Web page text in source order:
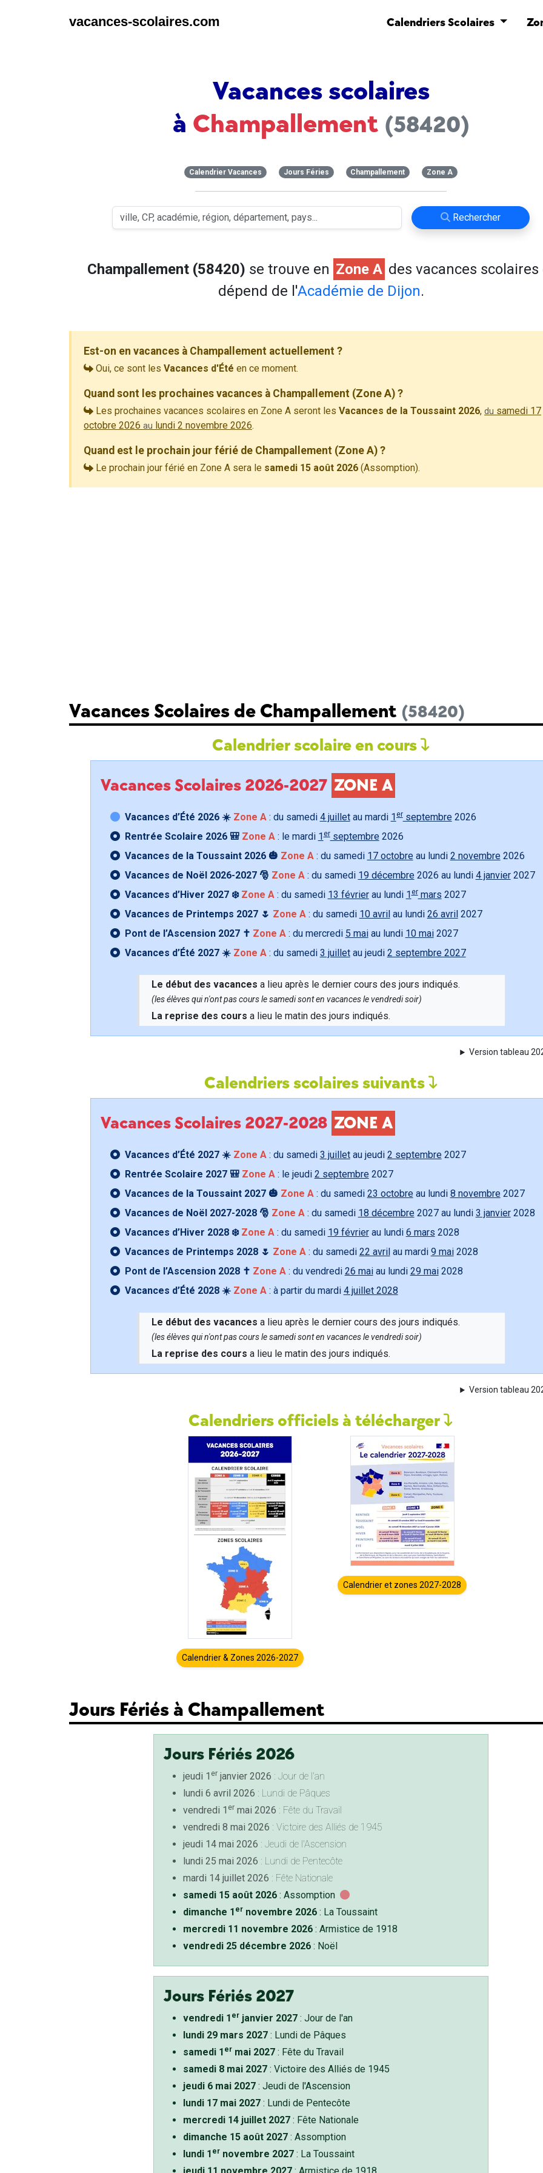
vacances-scolaires.com Calendriers Scolaires
Vacances scolaires
à Champallement (58420)
Calendrier Vacances Jours Féries Champallement Zone A
Rechercher
Champallement (58420) se trouve en Zone A des vacances scolaires
dépend de l'Académie de Dijon.
Est-on en vacances à Champallement actuellement ?
Oui, ce sont les Vacances d'Été en ce moment.
Quand sont les prochaines vacances à Champallement (Zone A) ?
Les prochaines vacances scolaires en Zone A seront les Vacances de la Toussaint 2026, du samedi 17
octobre 2026 au lundi 2 novembre 2026.
Quand est le prochain jour férié de Champallement (Zone A) ?
Le prochain jour férié en Zone A sera le samedi 15 août 2026 (Assomption).
Vacances Scolaires de Champallement (58420)
Calendrier scolaire en cours
Vacances Scolaires 2026-2027 ZONE A
Vacances d’Été 2026 ☀️ Zone A: du samedi 4 juilletau mardi 1 erseptembre 2026
Rentrée Scolaire 2026 🎒 Zone A: le mardi 1erseptembre 2026
Vacances de la Toussaint 2026 🎃 Zone A: du samedi 17 octobre au lundi 2 novembre 2026
Vacances de Noël 2026-2027 🎅 Zone A: du samedi 19 décembre 2026 au lundi 4 janvier2027
Vacances d’Hiver 2027 ❄️ Zone A: du samedi 13 févrierau lundi 1ermars 2027
Vacances de Printemps 2027 🌷 Zone A: du samedi 10 avril au lundi 26 avril 2027
Pont de l’Ascension 2027 ✝️ Zone A: du mercredi 5 maiau lundi 10 mai2027
Vacances d’Été 2027 ☀️ Zone A: du samedi 3 juilletau jeudi 2 septembre 2027
Le début des vacances a lieu après le dernier cours des jours indiqués.
(les élèves qui n'ont pas cours le samedi sont en vacances le vendredi soir)
La reprise des cours a lieu le matin des jours indiqués.
Version tableau
Calendriers scolaires suivants
Vacances Scolaires 2027-2028 ZONE A
Vacances d’Été 2027 ☀️ Zone A: du samedi 3 juilletau jeudi 2 septembre 2027
Rentrée Scolaire 2027 🎒 Zone A: le jeudi 2 septembre 2027
Vacances de la Toussaint 2027 🎃 Zone A: du samedi 23 octobre au lundi 8 novembre 2027
Vacances de Noël 2027-2028 🎅 Zone A: du samedi 18 décembre 2027 au lundi 3 janvier2028
Vacances d’Hiver 2028 ❄️ Zone A: du samedi 19 févrierau lundi 6 mars 2028
Vacances de Printemps 2028 🌷 Zone A: du samedi 22 avril au mardi 9 mai2028
Pont de l’Ascension 2028 ✝️ Zone A: du vendredi 26 maiau lundi 29 mai2028
Vacances d’Été 2028 ☀️ Zone A: à partir du mardi 4 juillet 2028
Le début des vacances a lieu après le dernier cours des jours indiqués.
(les élèves qui n'ont pas cours le samedi sont en vacances le vendredi soir)
La reprise des cours a lieu le matin des jours indiqués.
Version tableau
Calendriers officiels à télécharger
Calendrier & Zones 2026-2027
Calendrier et zones 2027-2028
Jours Fériés à Champallement
Jours Fériés 2026
jeudi 1 erjanvier 2026 : Jour de l'an
lundi 6 avril 2026 : Lundi de Pâques
vendredi 1 ermai 2026 : Fête du Travail
vendredi 8 mai 2026 : Victoire des Alliés de 1945
jeudi 14 mai 2026 : Jeudi de l'Ascension
lundi 25 mai 2026 : Lundi de Pentecôte
mardi 14 juillet 2026 : Fête Nationale
samedi 15 août 2026: Assomption
dimanche 1 ernovembre 2026: La Toussaint
mercredi 11 novembre 2026: Armistice de 1918
vendredi 25 décembre 2026: Noël
Jours Fériés 2027
vendredi 1 erjanvier 2027: Jour de l'an
lundi 29 mars 2027: Lundi de Pâques
samedi 1 ermai 2027: Fête du Travail
samedi 8 mai 2027: Victoire des Alliés de 1945
jeudi 6 mai 2027: Jeudi de l'Ascension
lundi 17 mai 2027: Lundi de Pentecôte
mercredi 14 juillet 2027: Fête Nationale
dimanche 15 août 2027: Assomption
lundi 1 ernovembre 2027: La Toussaint
jeudi 11 novembre 2027: Armistice de 1918